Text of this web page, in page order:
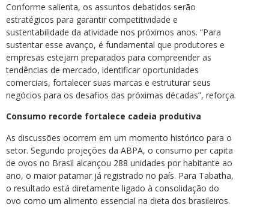
Conforme salienta, os assuntos debatidos serão
estratégicos para garantir competitividade e
sustentabilidade da atividade nos próximos anos. “Para
sustentar esse avanço, é fundamental que produtores e
empresas estejam preparados para compreender as
tendências de mercado, identificar oportunidades
comerciais, fortalecer suas marcas e estruturar seus
negócios para os desafios das próximas décadas”, reforça.
Consumo recorde fortalece cadeia produtiva
As discussões ocorrem em um momento histórico para o
setor. Segundo projeções da ABPA, o consumo per capita
de ovos no Brasil alcançou 288 unidades por habitante ao
ano, o maior patamar já registrado no país. Para Tabatha,
o resultado está diretamente ligado à consolidação do
ovo como um alimento essencial na dieta dos brasileiros.